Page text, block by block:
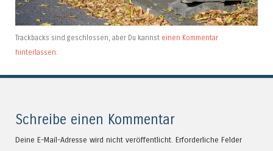
Trackbacks sind geschlossen, aber Du kannst einen Kommentar
hinterlassen.
Schreibe einen Kommentar
Deine E-Mail-Adresse wird nicht veröffentlicht. Erforderliche Felder